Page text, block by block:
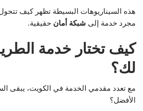
هذه السيناريوهات البسيطة تظهر كيف
مجرد خدمة إلى شبكة أمان حقيقية.
كيف تختار خدمة
لك؟
مع تعدد مقدمي الخدمة في الكويت، يبقى
الأفضل؟